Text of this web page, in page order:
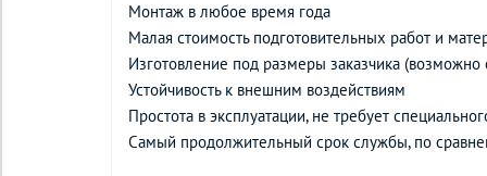
Монтаж в любое время года
Малая стоимость подготовительных работ и
Изготовление под размеры заказчика
Устойчивость к внешним воздействиям
Простота в эксплуатации, не требует
Самый продолжительный срок службы, по